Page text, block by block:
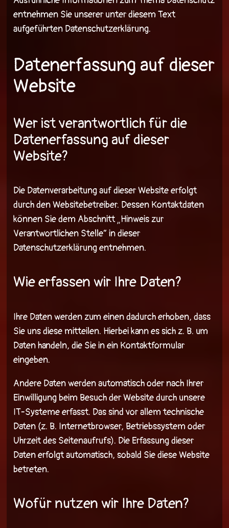
entnehmen Sie unserer unter diesem Text
aufgeführten Datenschutzerklärung.
Datenerfassung auf dieser
Website
Wer ist verantwortlich für die
Datenerfassung auf dieser
Website?
Die Datenverarbeitung auf dieser Website erfolgt
durch den Websitebetreiber. Dessen Kontaktdaten
können Sie dem Abschnitt „Hinweis zur
Verantwortlichen Stelle“ in dieser
Datenschutzerklärung entnehmen.
Wie erfassen wir Ihre Daten?
Ihre Daten werden zum einen dadurch erhoben, dass
Sie uns diese mitteilen. Hierbei kann es sich z. B. um
Daten handeln, die Sie in ein Kontaktformular
eingeben.
Andere Daten werden automatisch oder nach Ihrer
Einwilligung beim Besuch der Website durch unsere
IT-Systeme erfasst. Das sind vor allem technische
Daten (z. B. Internetbrowser, Betriebssystem oder
Uhrzeit des Seitenaufrufs). Die Erfassung dieser
Daten erfolgt automatisch, sobald Sie diese Website
betreten.
Wofür nutzen wir Ihre Daten?